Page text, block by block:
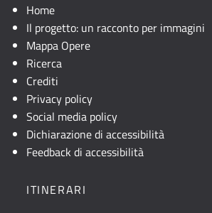
Home
Il progetto: un racconto per immagini
Mappa Opere
Ricerca
Crediti
Privacy policy
Social media policy
Dichiarazione di accessibilità
Feedback di accessibilità
ITINERARI